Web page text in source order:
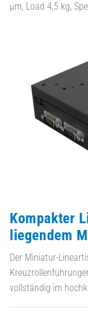
µm, Load 4,5 kg,
Kompakter
liegendem
Der Miniatur-
vollständig im